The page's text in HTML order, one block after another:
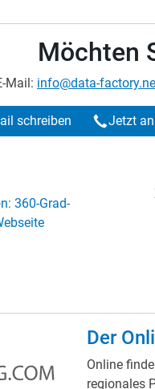
Möchten
Mail: info@data-
schreiben Jetzt
360-Grad-
Der
Online finden
regionales